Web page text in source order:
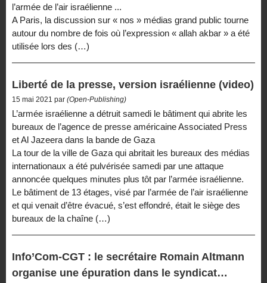
l’armée de l’air israélienne ...
A Paris, la discussion sur « nos » médias grand public tourne
autour du nombre de fois où l’expression « allah akbar » a été
utilisée lors des (…)
Liberté de la presse, version israélienne (video)
15 mai 2021 par (Open-Publishing)
L’armée israélienne a détruit samedi le bâtiment qui abrite les
bureaux de l’agence de presse américaine Associated Press
et Al Jazeera dans la bande de Gaza
La tour de la ville de Gaza qui abritait les bureaux des médias
internationaux a été pulvérisée samedi par une attaque
annoncée quelques minutes plus tôt par l’armée israélienne.
Le bâtiment de 13 étages, visé par l’armée de l’air israélienne
et qui venait d’être évacué, s’est effondré, était le siège des
bureaux de la chaîne (…)
Info’Com-CGT : le secrétaire Romain Altmann
organise une épuration dans le syndicat…